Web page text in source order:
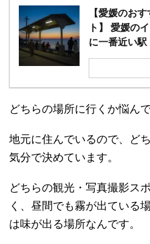
【愛媛のお
ト】 愛媛の
に一番近い
どちらの場所に行くか悩ん
地元に住んでいるので、ど
気分で決めています。
どちらの観光・写真撮影ス
く、昼間でも霧が出ている
は味が出る場所なんです。